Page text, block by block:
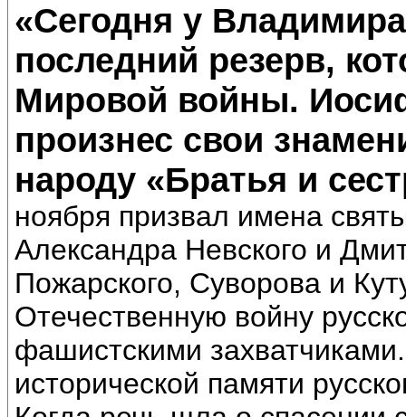
«Сегодня у
последний резерв,
Мировой войны.
произнес свои
народу «Братья и
ноября призвал имена
Александра Невского и
Пожарского, Суворова и
Отечественную войну
фашистскими
исторической памяти